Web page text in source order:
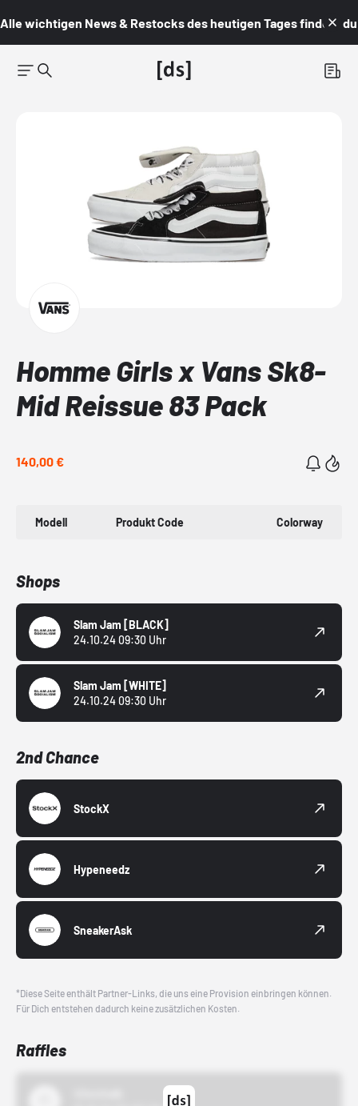
Alle wichtigen News & Restocks des heutigen Tages findest du
Homme Girls x Vans Sk8-
Mid Reissue 83 Pack
140,00 €
Modell Produkt Code Colorway
Shops
Slam Jam [BLACK]
24.10.24 09:30 Uhr
Slam Jam [WHITE]
24.10.24 09:30 Uhr
2nd Chance
StockX
Hypeneedz
SneakerAsk
*Diese Seite enthält Partner-Links, die uns eine Provision einbringen können.
Für Dich entstehen dadurch keine zusätzlichen Kosten.
Raffles